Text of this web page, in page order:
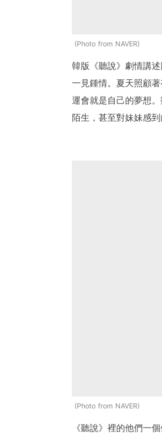
Photo from NAVER
韓版《聽說》劇情講
一見鍾情。夏天照顧
運會就是自己的夢想
陌生，甚至對妹妹感到
Photo from NAVER
《聽說》裡的他們一